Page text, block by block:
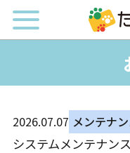
2026.07.07 メンテナ
システムメンテナン